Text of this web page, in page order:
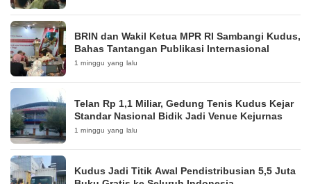
BRIN dan Wakil Ketua MPR RI Sambangi Kudus,
Bahas Tantangan Publikasi Internasional
1 minggu yang lalu
Telan Rp 1,1 Miliar, Gedung Tenis Kudus Kejar
Standar Nasional Bidik Jadi Venue Kejurnas
1 minggu yang lalu
Kudus Jadi Titik Awal Pendistribusian 5,5 Juta